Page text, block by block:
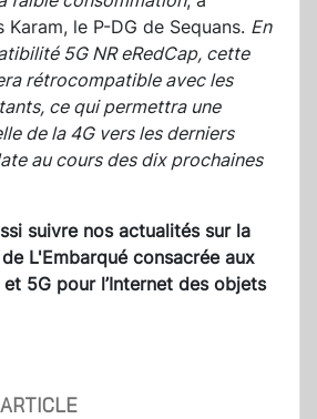
le P-DG de Sequans. En
5G NR eRedCap, cette
rétrocompatible avec les
ce qui permettra une
de la 4G vers les derniers
au cours des dix prochaines
suivre nos actualités sur la
L'Embarqué consacrée aux
et 5G pour l’Internet des objets